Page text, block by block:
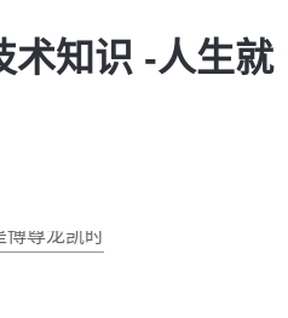
术知识 -人生就
博尊龙凯时